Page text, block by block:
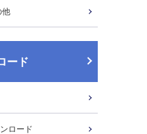
他
ード
ロード